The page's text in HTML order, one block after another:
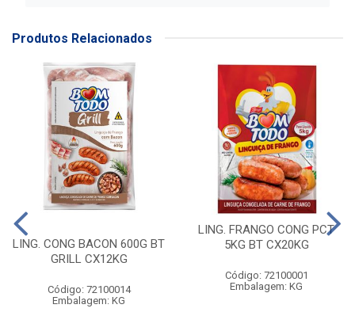
Produtos Relacionados
LING. CONG BACON 600G BT
GRILL CX12KG
Código: 72100014
Embalagem: KG
LING. FRANGO CONG PCT
5KG BT CX20KG
Código: 72100001
Embalagem: KG